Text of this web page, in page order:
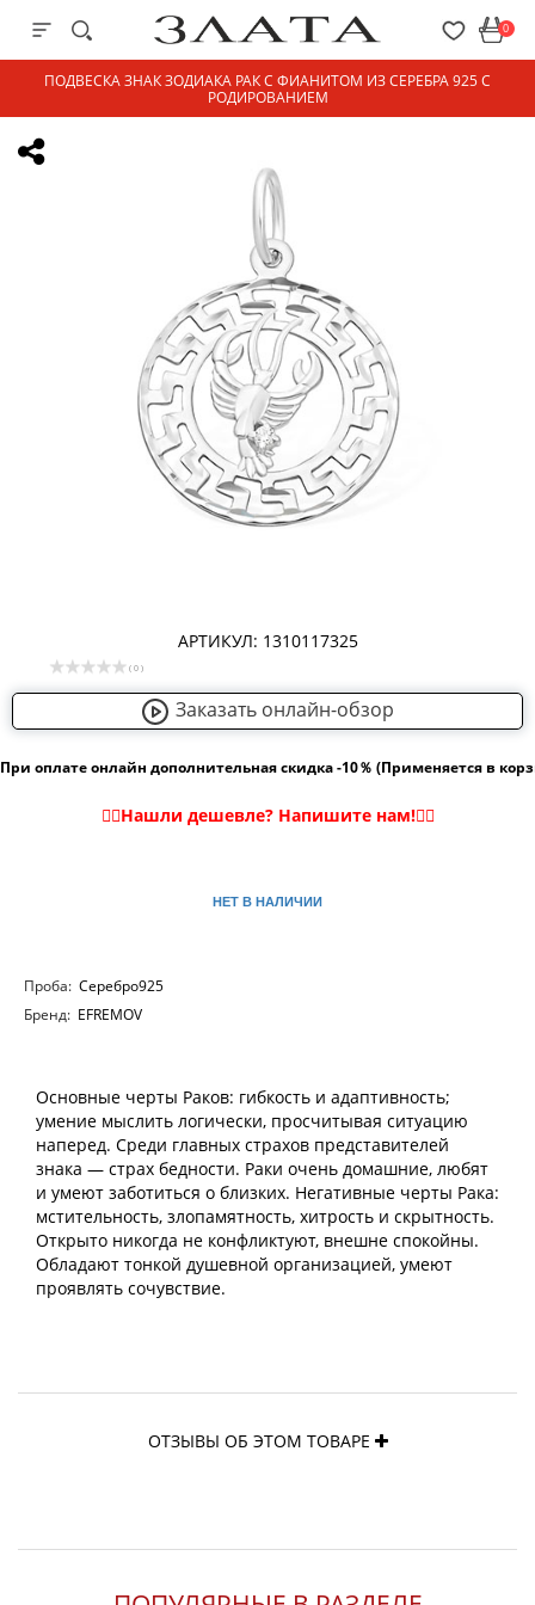
0
ПОДВЕСКА ЗНАК ЗОДИАКА РАК С ФИАНИТОМ ИЗ СЕРЕБРА 925 С
РОДИРОВАНИЕМ
АРТИКУЛ: 1310117325
( 0 )
Заказать онлайн-обзор
При оплате онлайн дополнительная скидка -10％ (Применяется в
НЕТ В НАЛИЧИИ
Проба: Серебро925
Бренд: EFREMOV
Основные черты Раков: гибкость и адаптивность;
умение мыслить логически, просчитывая ситуацию
наперед. Среди главных страхов представителей
знака — страх бедности. Раки очень домашние, любят
и умеют заботиться о близких. Негативные черты Рака:
мстительность, злопамятность, хитрость и скрытность.
Открыто никогда не конфликтуют, внешне спокойны.
Обладают тонкой душевной организацией, умеют
проявлять сочувствие.
ОТЗЫВЫ ОБ ЭТОМ ТОВАРЕ